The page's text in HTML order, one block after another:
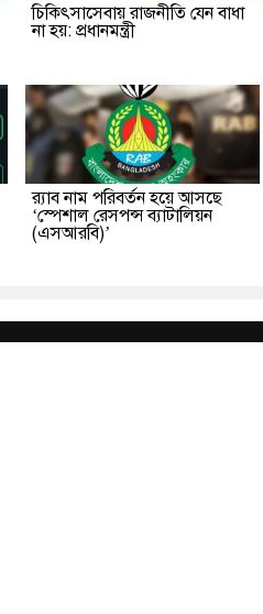
চিকিৎসাসেবায় রাজনীতি যেন বাধা
না হয়: প্রধানমন্ত্রী
র‌্যাব নাম পরিবর্তন হয়ে আসছে
‘স্পেশাল রেসপন্স ব্যাটালিয়ন
(এসআরবি)’